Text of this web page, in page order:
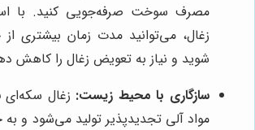
مصرف سوخت صرفه‌جویی کنید. با
زغال، می‌توانید مدت زمان بیشتری از
شوید و نیاز به تعویض زغال را کاهش
سازگاری با محیط زیست: زغال سکه‌ای
مواد آلی تجدیدپذیر تولید می‌شود و